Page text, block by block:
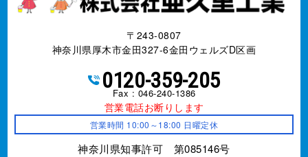
〒243-0807
神奈川県厚木市金田327-6金田ウェルズD区画
0120-359-205
Fax : 046-240-1386
営業電話お断りします
営業時間 10:00～18:00 日曜定休
神奈川県知事許可 第085146号